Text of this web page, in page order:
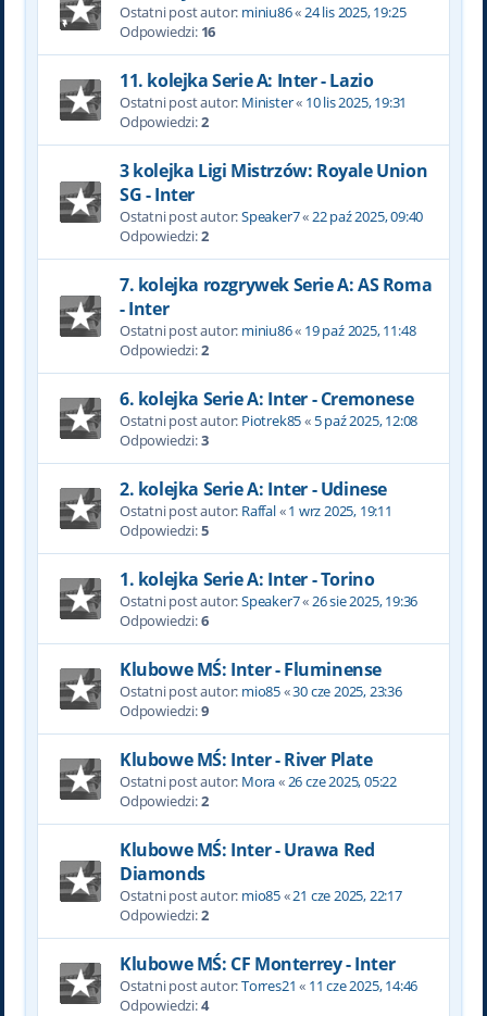
Ostatni post autor: miniu86«24 lis 2025, 19:25
Odpowiedzi: 16
11. kolejka Serie A: Inter - Lazio
Ostatni post autor: Minister« 10 lis 2025, 19:31
Odpowiedzi:2
3 kolejka Ligi Mistrzów: Royale Union
SG - Inter
Ostatni post autor:Speaker7«22 paź 2025, 09:40
Odpowiedzi:2
7. kolejka rozgrywek Serie A: AS Roma
- Inter
Ostatni post autor: miniu86« 19 paź 2025, 11:48
Odpowiedzi:2
6. kolejka Serie A: Inter - Cremonese
Ostatni post autor: Piotrek85« 5 paź 2025, 12:08
Odpowiedzi:3
2. kolejka Serie A: Inter - Udinese
Ostatni post autor: Raffal«1 wrz 2025, 19:11
Odpowiedzi:5
1. kolejka Serie A: Inter - Torino
Ostatni post autor:Speaker7«26 sie 2025, 19:36
Odpowiedzi:6
Klubowe MŚ: Inter - Fluminense
Ostatni post autor: mio85«30 cze 2025, 23:36
Odpowiedzi:9
Klubowe MŚ: Inter - River Plate
Ostatni post autor: Mora«26 cze 2025, 05:22
Odpowiedzi:2
Klubowe MŚ: Inter - Urawa Red
Diamonds
Ostatni post autor: mio85«21 cze 2025, 22:17
Odpowiedzi:2
Klubowe MŚ: CF Monterrey - Inter
Ostatni post autor:Torres21 « 11 cze 2025, 14:46
Odpowiedzi:4